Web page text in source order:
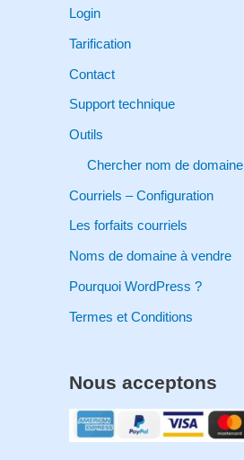
c
h
:
Login
Tarification
Contact
Support technique
Outils
Chercher nom de domaine
Courriels – Configuration
Les forfaits courriels
Noms de domaine à vendre
Pourquoi WordPress ?
Termes et Conditions
Nous acceptons